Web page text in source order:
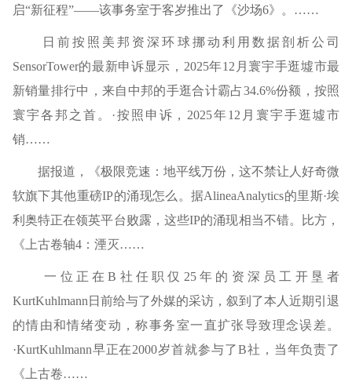
启“新征程”——该事务室于客岁推出了《沙场6》。……
日前按照美邦资深环球挪动利用数据剖析公司
SensorTower的最新申诉显示，2025年12月寰宇手逛墟市最
新销量排行中，来自中邦的手逛合计霸占34.6%份额，按照
寰宇各邦之首。·按照申诉，2025年12月寰宇手逛墟市
销……
据报道，《极限竞速：地平线万份，这不禁让人好奇微
软旗下其他重磅IP的涌现怎么。据AlineaAnalytics的里斯·埃
利奥特正在领英平台败露，这些IP的涌现相当不错。比方，
《上古卷轴4：湮灭……
一位正在B社任职仅25年的资深员工开垦者
KurtKuhlmann日前给与了外媒的采访，叙到了本人近期引退
的情由和情绪变动，称事务室一直扩张导致理念误差。
·KurtKuhlmann早正在2000岁首就参与了B社，当年负责了
《上古卷……